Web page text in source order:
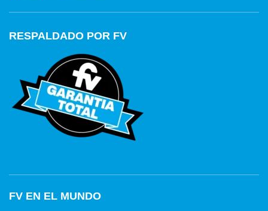
RESPALDADO POR FV
FV EN EL MUNDO